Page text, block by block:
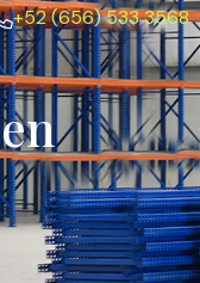
+52 (656) 533 3568
en